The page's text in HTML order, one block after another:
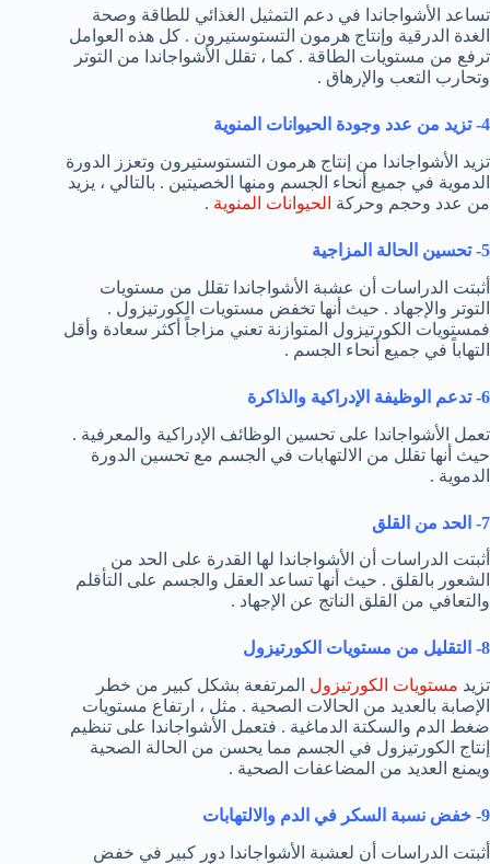
تساعد الأشواجاندا في دعم التمثيل الغذائي للطاقة وصحة
الغدة الدرقية وإنتاج هرمون التستوستيرون . كل هذه العوامل
ترفع من مستويات الطاقة . كما ، تقلل الأشواجاندا من التوتر
وتحارب التعب والإرهاق .
4- تزيد من عدد وجودة الحيوانات المنوية
تزيد الأشواجاندا من إنتاج هرمون التستوستيرون وتعزز الدورة
الدموية في جميع أنحاء الجسم ومنها الخصيتين . بالتالي ، يزيد
من عدد وحجم وحركة الحيوانات المنوية .
5- تحسين الحالة المزاجية
أثبتت الدراسات أن عشبة الأشواجاندا تقلل من مستويات
التوتر والإجهاد . حيث أنها تخفض مستويات الكورتيزول .
فمستويات الكورتيزول المتوازنة تعني مزاجاً أكثر سعادة وأقل
التهاباً في جميع أنحاء الجسم .
6- تدعم الوظيفة الإدراكية والذاكرة
تعمل الأشواجاندا على تحسين الوظائف الإدراكية والمعرفية .
حيث أنها تقلل من الالتهابات في الجسم مع تحسين الدورة
الدموية .
7- الحد من القلق
أثبتت الدراسات أن الأشواجاندا لها القدرة على الحد من
الشعور بالقلق . حيث أنها تساعد العقل والجسم على التأقلم
والتعافي من القلق الناتج عن الإجهاد .
8- التقليل من مستويات الكورتيزول
تزيد مستويات الكورتيزول المرتفعة بشكل كبير من خطر
الإصابة بالعديد من الحالات الصحية . مثل ، ارتفاع مستويات
ضغط الدم والسكتة الدماغية . فتعمل الأشواجاندا على تنظيم
إنتاج الكورتيزول في الجسم مما يحسن من الحالة الصحية
ويمنع العديد من المضاعفات الصحية .
9- خفض نسبة السكر في الدم والالتهابات
أثبتت الدراسات أن لعشبة الأشواجاندا دور كبير في خفض